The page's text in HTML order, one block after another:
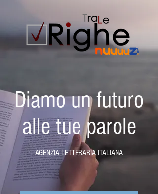
Diamo un futuro
alle tue parole
AGENZIA LETTERARIA ITALIANA